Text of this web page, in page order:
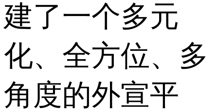
建了一个多元
化、全方位、多
角度的外宣平